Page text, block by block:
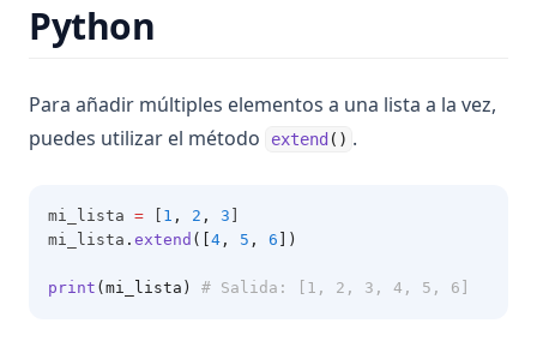
Python
Para añadir múltiples elementos a una lista a la vez,
puedes utilizar el método
extend () .
mi_lista = 1 , 2 , 3
mi_lista . extend ([ 4 , 5 , 6 ])
print (mi_lista) # Salida: [1, 2, 3, 4, 5, 6]